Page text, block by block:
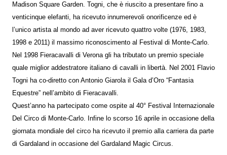
Madison Square Garden. Togni, che è riuscito a presentare fino a
venticinque elefanti, ha ricevuto innumerevoli onorificenze ed è
l’unico artista al mondo ad aver ricevuto quattro volte (1976, 1983,
1998 e 2011) il massimo riconoscimento al Festival di Monte-Carlo.
Nel 1998 Fieracavalli di Verona gli ha tributato un premio speciale
quale miglior addestratore italiano di cavalli in libertà. Nel 2001 Flavio
Togni ha co-diretto con Antonio Giarola il Gala d’Oro “Fantasia
Equestre” nell’ambito di Fieracavalli.
Quest’anno ha partecipato come ospite al 40° Festival Internazionale
Del Circo di Monte-Carlo. Infine lo scorso 16 aprile in occasione della
giornata mondiale del circo ha ricevuto il premio alla carriera da parte
di Gardaland in occasione del Gardaland Magic Circus.